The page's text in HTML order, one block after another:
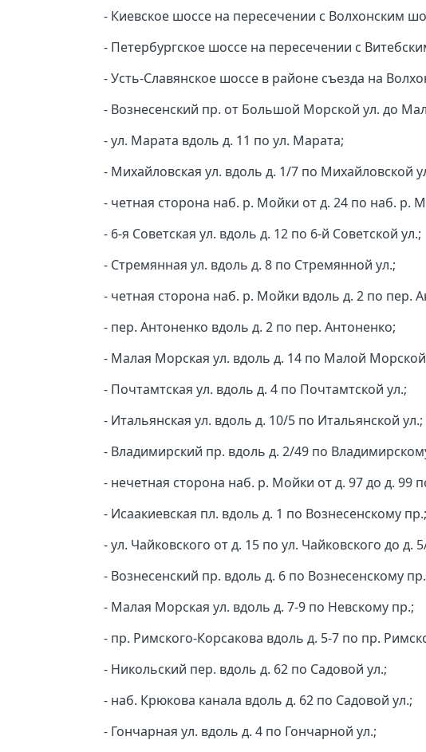
- Киевское шоссе на пересечении с Волхонским
- Петербургское шоссе на пересечении с
- Усть-Славянское шоссе в районе съезда на
- Вознесенский пр. от Большой Морской ул. до
- ул. Марата вдоль д. 11 по ул. Марата;
- Михайловская ул. вдоль д. 1/7 по Михайловской
- четная сторона наб. р. Мойки от д. 24 по наб. р.
- 6-я Советская ул. вдоль д. 12 по 6-й Советской ул.;
- Стремянная ул. вдоль д. 8 по Стремянной ул.;
- четная сторона наб. р. Мойки вдоль д. 2 по пер.
- пер. Антоненко вдоль д. 2 по пер. Антоненко;
- Малая Морская ул. вдоль д. 14 по Малой Морской
- Почтамтская ул. вдоль д. 4 по Почтамтской ул.;
- Итальянская ул. вдоль д. 10/5 по Итальянской ул.;
- Владимирский пр. вдоль д. 2/49 по
- нечетная сторона наб. р. Мойки от д. 97 до д. 99
- Исаакиевская пл. вдоль д. 1 по Вознесенскому пр.;
- ул. Чайковского от д. 15 по ул. Чайковского до д.
- Вознесенский пр. вдоль д. 6 по Вознесенскому
- Малая Морская ул. вдоль д. 7-9 по Невскому пр.;
- пр. Римского-Корсакова вдоль д. 5-7 по пр.
- Никольский пер. вдоль д. 62 по Садовой ул.;
- наб. Крюкова канала вдоль д. 62 по Садовой ул.;
- Гончарная ул. вдоль д. 4 по Гончарной ул.;